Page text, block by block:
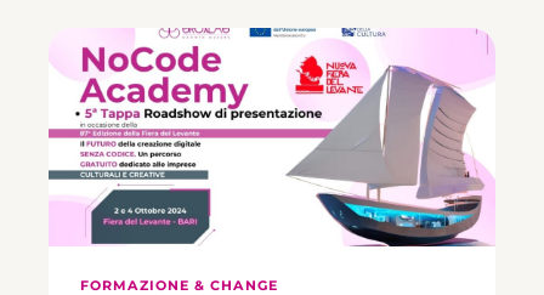
FORMAZIONE & CHANGE